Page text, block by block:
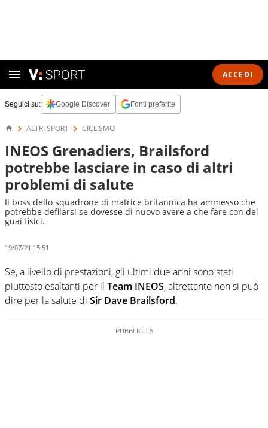
ACCEDI
Seguici su: Google Discover Fonti preferite
ALTRI SPORT CICLISMO
INEOS Grenadiers, Brailsford
potrebbe lasciare in caso di altri
problemi di salute
Il boss dello squadrone di matrice britannica ha ammesso che
potrebbe defilarsi se dovesse di nuovo avere a che fare con dei
guai fisici.
19/07/21 15:51
Se, a livello di prestazioni, gli ultimi due anni sono stati
piuttosto esaltanti per il Team INEOS, altrettanto non si può
dire per la salute di Sir Dave Brailsford.